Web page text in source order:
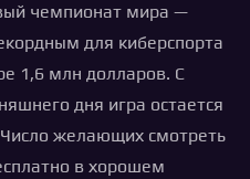
чемпионат мира —
для киберспорта
1,6 млн долларов. С
дня игра остается
желающих смотреть
в хорошем